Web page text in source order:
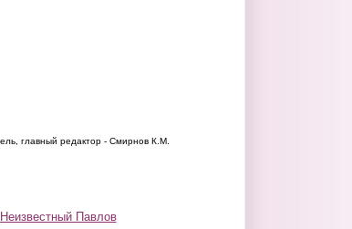
главный редактор - Смирнов К.М.
Неизвестный Павлов